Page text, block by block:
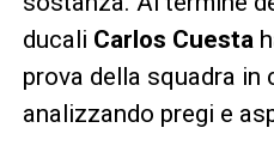
ducali Carlos Cuesta
prova della squadra in
analizzando pregi e